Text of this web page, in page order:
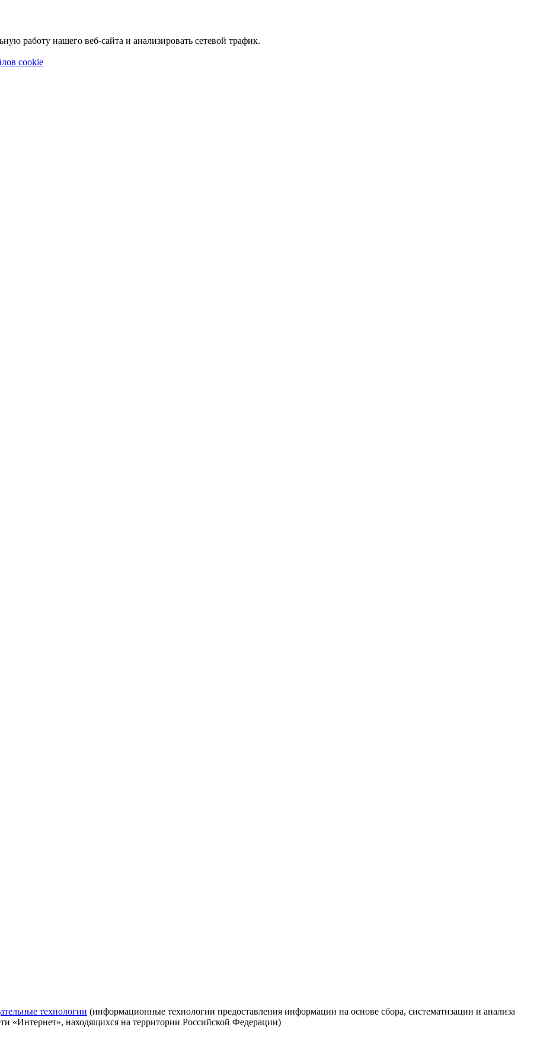
работу нашего веб-сайта и анализировать сетевой трафик.
cookie
технологии (информационные технологии предоставления информации на основе сбора, систематизации и анализа
«Интернет», находящихся на территории Российской Федерации)